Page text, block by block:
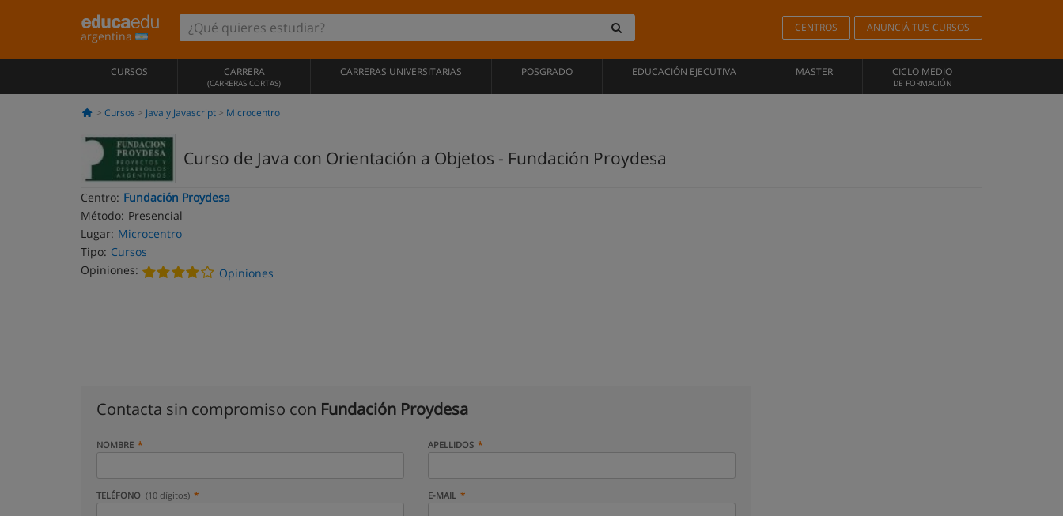
argentina
CENTROS ANUNCIÁ TUS CURSOS
CURSOS CARRERA
(CARRERAS CORTAS)
CARRERAS UNIVERSITARIAS POSGRADO EDUCACIÓN EJECUTIVA MASTER CICLO MEDIO
DE FORMACIÓN
Cursos Java y Javascript Microcentro
Curso de Java con Orientación a Objetos - Fundación Proydesa
Centro: Fundación Proydesa
Método: Presencial
Lugar: Microcentro
Tipo: Cursos
Opiniones:
Opiniones
Contacta sin compromiso con Fundación Proydesa
NOMBRE APELLIDOS
TELÉFONO (10 dígitos) E-MAIL